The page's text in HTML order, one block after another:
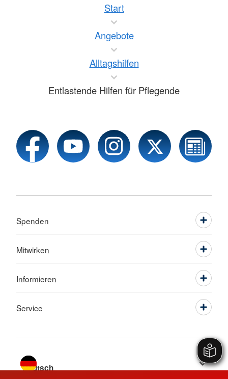
Start
Angebote
Alltagshilfen
Entlastende Hilfen für Pflegende
Spenden
Mitwirken
Informieren
Service
Sprache wechseln zu